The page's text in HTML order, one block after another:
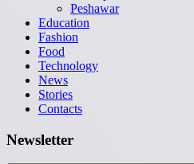
Peshawar
Education
Fashion
Food
Technology
News
Stories
Contacts
Newsletter